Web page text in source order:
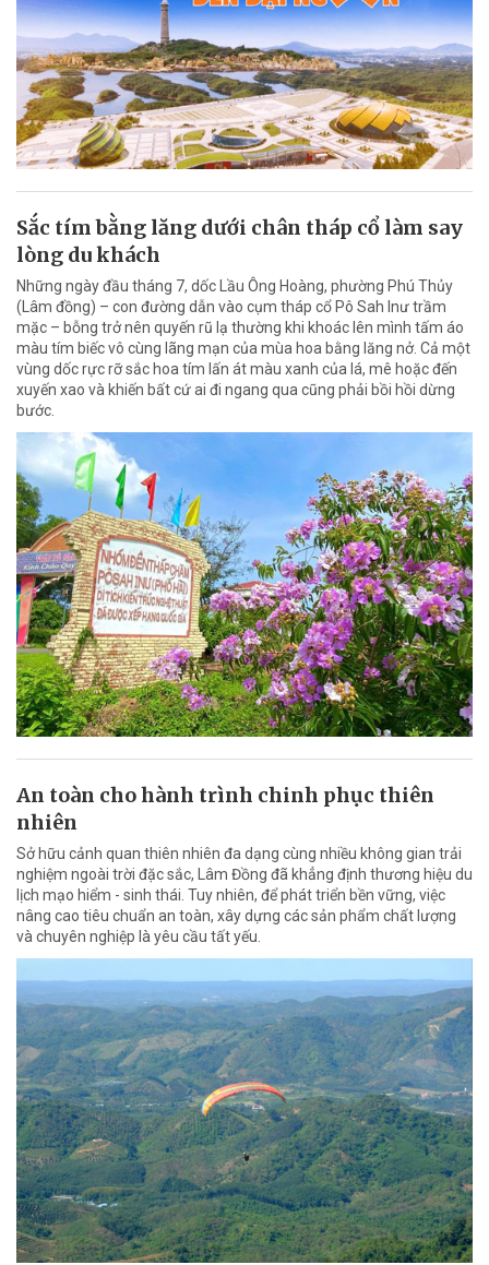
Sắc tím bằng lăng dưới chân tháp cổ làm say
lòng du khách
Những ngày đầu tháng 7, dốc Lầu Ông Hoàng, phường Phú Thủy
(Lâm đồng) – con đường dẫn vào cụm tháp cổ Pô Sah Inư trầm
mặc – bỗng trở nên quyến rũ lạ thường khi khoác lên mình tấm áo
màu tím biếc vô cùng lãng mạn của mùa hoa bằng lăng nở. Cả một
vùng dốc rực rỡ sắc hoa tím lấn át màu xanh của lá, mê hoặc đến
xuyến xao và khiến bất cứ ai đi ngang qua cũng phải bồi hồi dừng
bước.
An toàn cho hành trình chinh phục thiên
nhiên
Sở hữu cảnh quan thiên nhiên đa dạng cùng nhiều không gian trải
nghiệm ngoài trời đặc sắc, Lâm Đồng đã khẳng định thương hiệu du
lịch mạo hiểm - sinh thái. Tuy nhiên, để phát triển bền vững, việc
nâng cao tiêu chuẩn an toàn, xây dựng các sản phẩm chất lượng
và chuyên nghiệp là yêu cầu tất yếu.